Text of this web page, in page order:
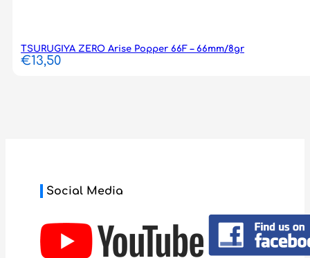
TSURUGIYA ZERO Arise Popper 66F – 66mm/8gr
€13,50
Social Media